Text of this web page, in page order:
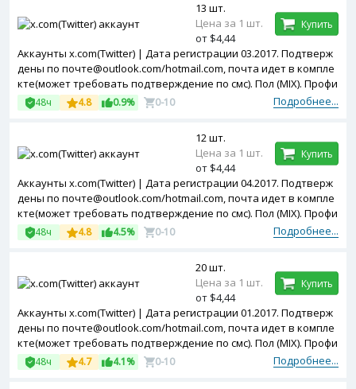
Аккаунты x.com(Twitter) | Дата регистрации 03.2017. Подтверж
дены по почте@outlook.com/hotmail.com, почта идет в компле
кте(может требовать подтверждение по смс). Пол (MIX). Профи
ль частично заполнен. Двухфакторная авторизация включен
а. Token в комплекте. Зарегистрированы с MIX ip
Подробнее...
48ч 4.8 0.9% 0-10
13 шт.
Цена за 1 шт.
от $4,44
Купить
Аккаунты x.com(Twitter) | Дата регистрации 04.2017. Подтверж
дены по почте@outlook.com/hotmail.com, почта идет в компле
кте(может требовать подтверждение по смс). Пол (MIX). Профи
ль частично заполнен. Двухфакторная авторизация включен
а. Token в комплекте. Зарегистрированы с MIX ip
Подробнее...
48ч 4.8 4.5% 0-10
12 шт.
Цена за 1 шт.
от $4,44
Купить
Аккаунты x.com(Twitter) | Дата регистрации 01.2017. Подтверж
дены по почте@outlook.com/hotmail.com, почта идет в компле
кте(может требовать подтверждение по смс). Пол (MIX). Профи
ль частично заполнен. Двухфакторная авторизация включен
а. Token в комплекте. Зарегистрированы с MIX ip
Подробнее...
48ч 4.7 4.1% 0-10
20 шт.
Цена за 1 шт.
от $4,44
Купить